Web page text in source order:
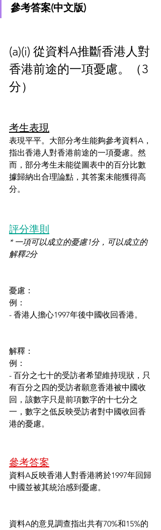
參考答案(中文版)
(a)(i) 從資料A推斷香港人對
香港前途的一項憂慮。（3
分）
考生表現
表現平平。大部分考生能夠參考資料A，
指出香港人對香港前途的一項憂慮。然
而，部分考生未能從圖表中的百分比數
據歸納出合理論點，其答案未能獲得高
分。
評分準則
* 一項可以成立的憂慮1分，可以成立的
解釋2分
憂慮：
例：
- 香港人擔心1997年後中國收回香港。
解釋：
例：
- 百分之七十的受訪者希望維持現狀，只
有百分之四的受訪者願意香港被中國收
回，該數字只是前項數字的十七分之
一，數字之低反映受訪者對中國收回香
港的憂慮。
參考答案
資料A反映香港人對香港將於1997年回歸
中國並被其統治感到憂慮。
資料A的意見調查指出共有70%和15%的